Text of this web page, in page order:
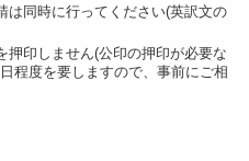
は同時に行ってください(英訳文の
押印しません(公印の押印が必要な
程度を要しますので、事前にご相